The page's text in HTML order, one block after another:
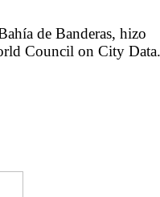
de Banderas, hizo
Council on City Data.